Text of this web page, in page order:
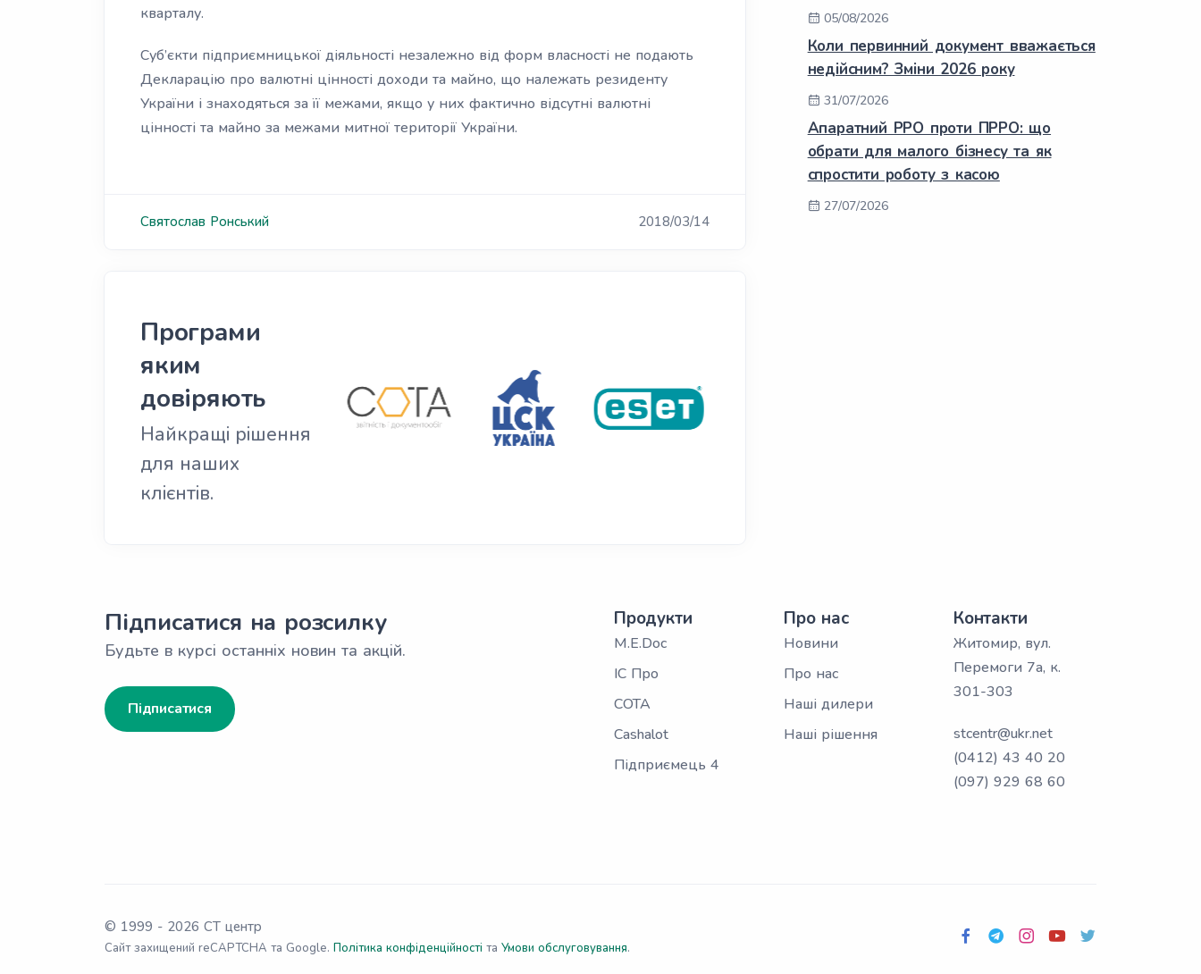
кварталу.
Суб’єкти підприємницької діяльності незалежно від форм власності не подають
Декларацію про валютні цінності доходи та майно, що належать резиденту
України і знаходяться за її межами, якщо у них фактично відсутні валютні
цінності та майно за межами митної території України.
Святослав Ронський 2018/03/14
Програми
яким
довіряють
Найкращі рішення
для наших
клієнтів.
05/08/2026
Коли первинний документ вважається
недійсним? Зміни 2026 року
31/07/2026
Апаратний РРО проти ПРРО: що
обрати для малого бізнесу та як
спростити роботу з касою
27/07/2026
Підписатися на розсилку
Будьте в курсі останніх новин та акцій.
Підписатися
Продукти
M.E.Doc
ІС Про
СОТА
Cashalot
Підприємець 4
Про нас
Новини
Про нас
Наші дилери
Наші рішення
Контакти
Житомир, вул.
Перемоги 7а, к.
301-303
stcentr@ukr.net
(0412) 43 40 20
(097) 929 68 60
© 1999 - 2026 СТ центр
Сайт захищений reCAPTCHA та Google. Політика конфіденційності та Умови обслуговування.